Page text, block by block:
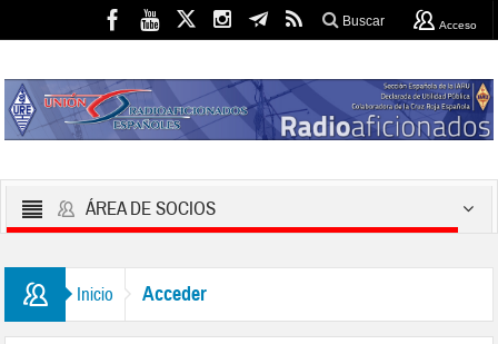
Buscar Acceso
ÁREA DE SOCIOS
Inicio Acceder